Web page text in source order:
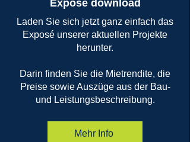
Exposé download
Laden Sie sich jetzt ganz einfach das
Exposé unserer aktuellen Projekte
herunter.
Darin finden Sie die Mietrendite, die
Preise sowie Auszüge aus der Bau-
und Leistungsbeschreibung.
Mehr Info